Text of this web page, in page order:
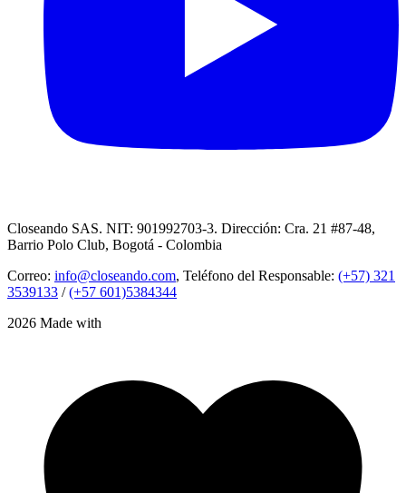
Closeando SAS. NIT: 901992703-3. Dirección: Cra. 21 #87-48,
Barrio Polo Club, Bogotá - Colombia
Correo: info@closeando.com, Teléfono del Responsable: (+57) 321
3539133 /(+57 601)5384344
2026 Made with